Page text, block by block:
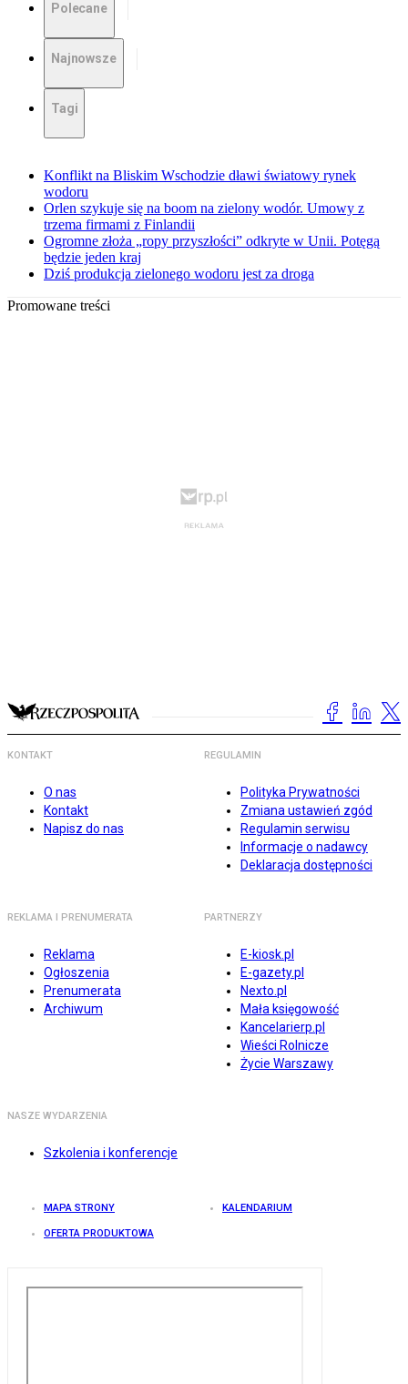
Polecane
Najnowsze
Tagi
Konflikt na Bliskim Wschodzie dławi światowy rynek
wodoru
Orlen szykuje się na boom na zielony wodór. Umowy z
trzema firmami z Finlandii
Ogromne złoża „ropy przyszłości” odkryte w Unii. Potęgą
będzie jeden kraj
Dziś produkcja zielonego wodoru jest za droga
Promowane treści
KONTAKT
O nas
Kontakt
Napisz do nas
REGULAMIN
Polityka Prywatności
Zmiana ustawień zgód
Regulamin serwisu
Informacje o nadawcy
Deklaracja dostępności
REKLAMA I PRENUMERATA
Reklama
Ogłoszenia
Prenumerata
Archiwum
PARTNERZY
E-kiosk.pl
E-gazety.pl
Nexto.pl
Mała księgowość
Kancelarierp.pl
Wieści Rolnicze
Życie Warszawy
NASZE WYDARZENIA
Szkolenia i konferencje
MAPA STRONY KALENDARIUM
OFERTA PRODUKTOWA